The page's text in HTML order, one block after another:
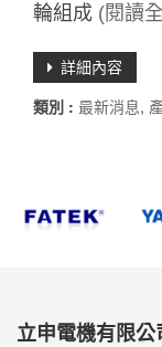
輪組成 (閱讀
詳細內容
類別 : 最新消息,
立申電機有限公